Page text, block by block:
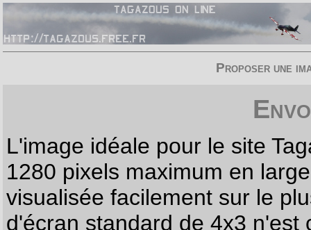
Proposer une
L'image idéale pour le site
1280 pixels maximum en
visualisée facilement sur le
d'écran standard de 4x3